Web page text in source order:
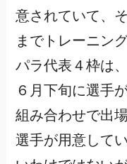
意されていて、
までトレーニン
パラ代表４枠は
６月下旬に選手
組み合わせで出
選手が用意して